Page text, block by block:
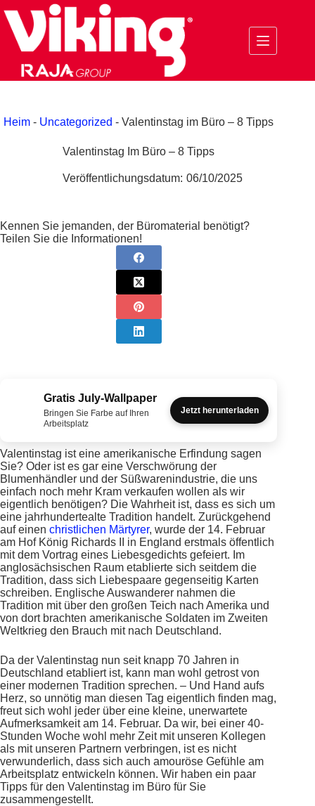
Inhalt
springen
Heim - Uncategorized -Valentinstag im Büro – 8 Tipps
Valentinstag Im Büro – 8 Tipps
Veröffentlichungsdatum: 06/10/2025
Kennen Sie jemanden, der Büromaterial benötigt?
Teilen Sie die Informationen!
Gratis July-Wallpaper
Bringen Sie Farbe auf Ihren
Arbeitsplatz
Jetzt herunterladen
Valentinstag ist eine amerikanische Erfindung sagen
Sie? Oder ist es gar eine Verschwörung der
Blumenhändler und der Süßwarenindustrie, die uns
einfach noch mehr Kram verkaufen wollen als wir
eigentlich benötigen? Die Wahrheit ist, dass es sich um
eine jahrhundertealte Tradition handelt. Zurückgehend
auf einen christlichen Märtyrer, wurde der 14. Februar
am Hof König Richards II in England erstmals öffentlich
mit dem Vortrag eines Liebesgedichts gefeiert. Im
anglosächsischen Raum etablierte sich seitdem die
Tradition, dass sich Liebespaare gegenseitig Karten
schreiben. Englische Auswanderer nahmen die
Tradition mit über den großen Teich nach Amerika und
von dort brachten amerikanische Soldaten im Zweiten
Weltkrieg den Brauch mit nach Deutschland.
Da der Valentinstag nun seit knapp 70 Jahren in
Deutschland etabliert ist, kann man wohl getrost von
einer modernen Tradition sprechen. – Und Hand aufs
Herz, so unnötig man diesen Tag eigentlich finden mag,
freut sich wohl jeder über eine kleine, unerwartete
Aufmerksamkeit am 14. Februar. Da wir, bei einer 40-
Stunden Woche wohl mehr Zeit mit unseren Kollegen
als mit unseren Partnern verbringen, ist es nicht
verwunderlich, dass sich auch amouröse Gefühle am
Arbeitsplatz entwickeln können. Wir haben ein paar
Tipps für den Valentinstag im Büro für Sie
zusammengestellt.